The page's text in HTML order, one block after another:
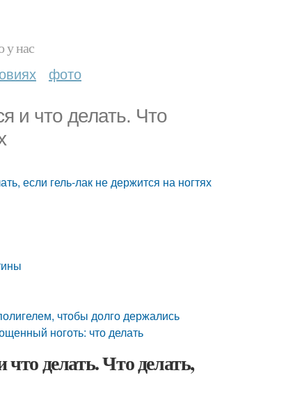
у нас
фото
и что делать. Что
если гель-лак не держится на ногтях
чтобы долго держались
ноготь: что делать
делать. Что делать,